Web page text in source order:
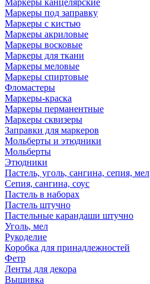
Маркеры канцелярские
Маркеры под заправку
Маркеры с кистью
Маркеры акриловые
Маркеры восковые
Маркеры для ткани
Маркеры меловые
Маркеры спиртовые
Фломастеры
Маркеры-краска
Маркеры перманентные
Маркеры сквизеры
Заправки для маркеров
Мольберты и этюдники
Мольберты
Этюдники
Пастель, уголь, сангина, сепия, мел
Сепия, сангина, соус
Пастель в наборах
Пастель штучно
Пастельные карандаши штучно
Уголь, мел
Рукоделие
Коробка для принадлежностей
Фетр
Ленты для декора
Вышивка